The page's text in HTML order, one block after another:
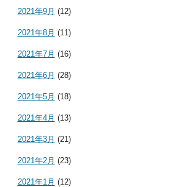
2021年9月 (12)
2021年8月 (11)
2021年7月 (16)
2021年6月 (28)
2021年5月 (18)
2021年4月 (13)
2021年3月 (21)
2021年2月 (23)
2021年1月 (12)